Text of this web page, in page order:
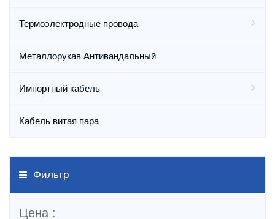
Термоэлектродные провода
Металлорукав Антивандальный
Импортный кабель
Кабель витая пара
Фильтр
Цена :